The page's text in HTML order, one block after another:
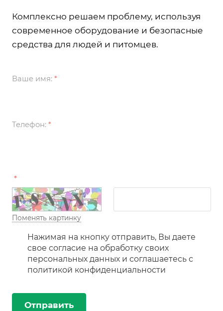
Комплексно решаем проблему, используя
современное оборудование и безопасные
средства для людей и питомцев.
Ваше имя: *
Телефон: *
*
Поменять картинку
Нажимая на кнопку отправить, Вы даете
свое согласие на обработку своих
персональных данных и соглашаетесь с
политикой конфиденциальности
Отправить